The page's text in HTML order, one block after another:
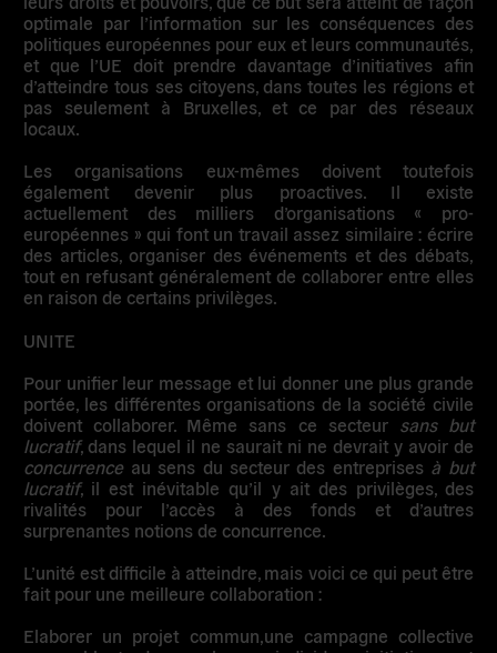
optimale par l’information sur les conséquences des
politiques européennes pour eux et leurs communautés,
et que l’UE doit prendre davantage d’initiatives afin
d’atteindre tous ses citoyens, dans toutes les régions et
pas seulement à Bruxelles, et ce par des réseaux
locaux.
Les organisations eux-mêmes doivent toutefois
également devenir plus proactives. Il existe
actuellement des milliers d’organisations « pro-
européennes » qui font un travail assez similaire : écrire
des articles, organiser des événements et des débats,
tout en refusant généralement de collaborer entre elles
en raison de certains privilèges.
UNITE
Pour unifier leur message et lui donner une plus grande
portée, les différentes organisations de la société civile
doivent collaborer. Même sans ce secteur sans but
lucratif, dans lequel il ne saurait ni ne devrait y avoir de
concurrence au sens du secteur des entreprises à but
lucratif, il est inévitable qu’il y ait des privilèges, des
rivalités pour l’accès à des fonds et d’autres
surprenantes notions de concurrence.
L’unité est difficile à atteindre, mais voici ce qui peut être
fait pour une meilleure collaboration :
Elaborer un projet commun,une campagne collective